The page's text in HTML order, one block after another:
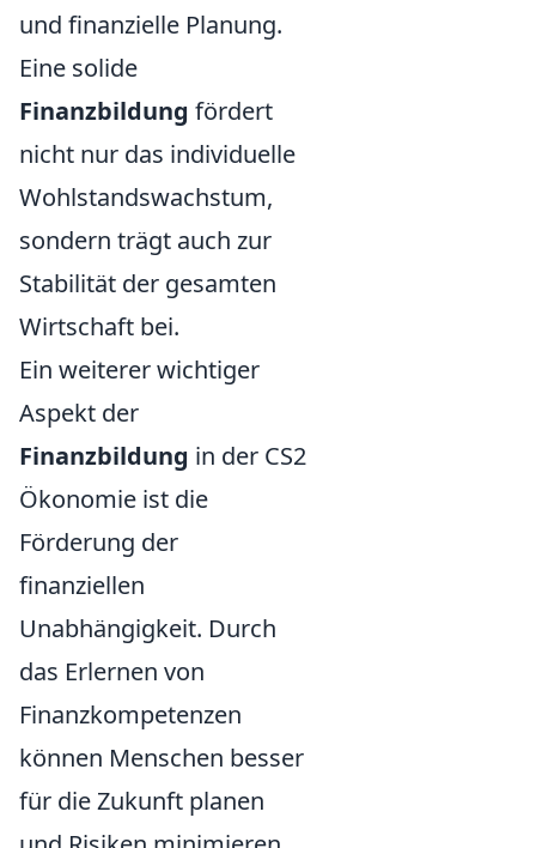
und finanzielle Planung.
Eine solide
Finanzbildung fördert
nicht nur das individuelle
Wohlstandswachstum,
sondern trägt auch zur
Stabilität der gesamten
Wirtschaft bei.
Ein weiterer wichtiger
Aspekt der
Finanzbildung in der CS2
Ökonomie ist die
Förderung der
finanziellen
Unabhängigkeit. Durch
das Erlernen von
Finanzkompetenzen
können Menschen besser
für die Zukunft planen